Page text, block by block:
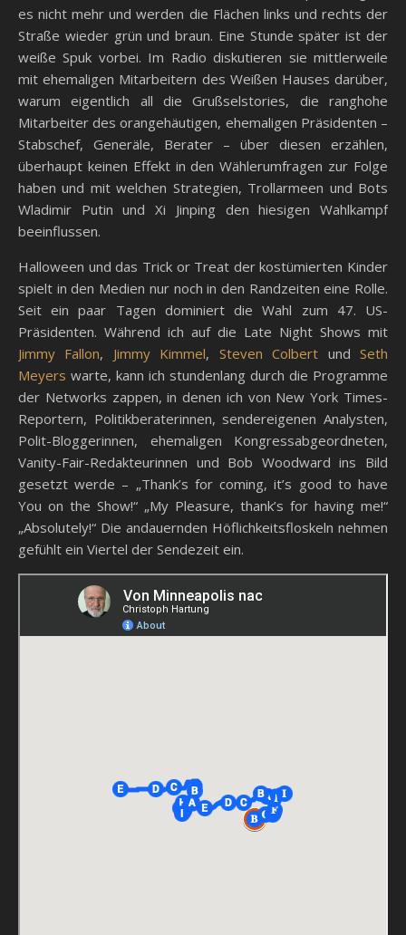
es nicht mehr und werden die Flächen links und rechts der
Straße wieder grün und braun. Eine Stunde später ist der
weiße Spuk vorbei. Im Radio diskutieren sie mittlerweile
mit ehemaligen Mitarbeitern des Weißen Hauses darüber,
warum eigentlich all die Grußselstories, die ranghohe
Mitarbeiter des orangehäutigen, ehemaligen Präsidenten –
Stabschef, Generäle, Berater – über diesen erzählen,
überhaupt keinen Effekt in den Wählerumfragen zur Folge
haben und mit welchen Strategien, Trollarmeen und Bots
Wladimir Putin und Xi Jinping den hiesigen Wahlkampf
beeinflussen.
Halloween und das Trick or Treat der kostümierten Kinder
spielt in den Medien nur noch in den Randzeiten eine Rolle.
Seit ein paar Tagen dominiert die Wahl zum 47. US-
Präsidenten. Während ich auf die Late Night Shows mit
Jimmy Fallon, Jimmy Kimmel, Steven Colbert undSeth
Meyers warte, kann ich stundenlang durch die Programme
der Networks zappen, in denen ich von New York Times-
Reportern, Politikberaterinnen, sendereigenen Analysten,
Polit-Bloggerinnen, ehemaligen Kongressabgeordneten,
Vanity-Fair-Redakteurinnen und Bob Woodward ins Bild
gesetzt werde – „Thank’s for coming, it’s good to have
You on the Show!“ „My Pleasure, thank’s for having me!“
„Absolutely!“ Die andauernden Höflichkeitsfloskeln nehmen
gefühlt ein Viertel der Sendezeit ein.